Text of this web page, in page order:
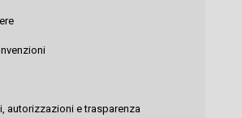
autorizzazioni e trasparenza